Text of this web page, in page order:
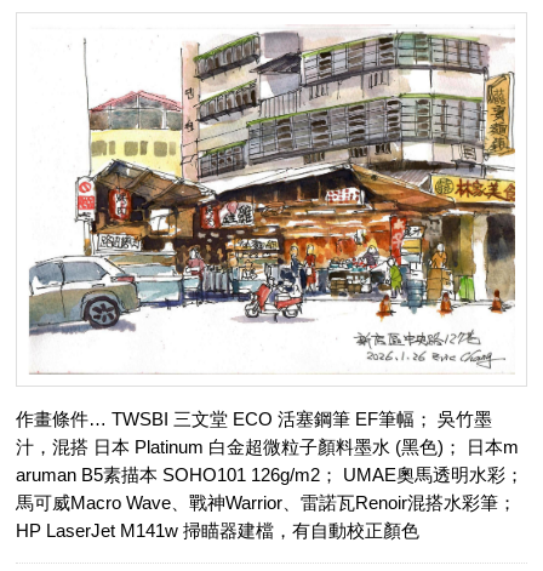
作畫條件… TWSBI 三文堂 ECO 活塞鋼筆 EF筆幅； 吳竹墨
汁，混搭 日本 Platinum 白金超微粒子顏料墨水 (黑色)； 日本m
aruman B5素描本 SOHO101 126g/m2； UMAE奧馬透明水彩；
馬可威Macro Wave、戰神Warrior、雷諾瓦Renoir混搭水彩筆；
HP LaserJet M141w 掃瞄器建檔，有自動校正顏色